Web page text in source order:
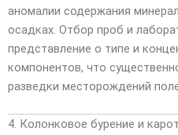
аномалии содержания
осадках. Отбор проб и
представление о типе и
компонентов, что
разведки месторождений
4. Колонковое бурение и